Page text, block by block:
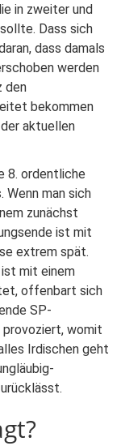
in zweiter und
Dass sich
dass damals
werden
den
bekommen
aktuellen
8. ordentliche
Wenn man sich
zunächst
ist mit
extrem spät.
mit einem
offenbart sich
SP-
provoziert, womit
Irdischen geht